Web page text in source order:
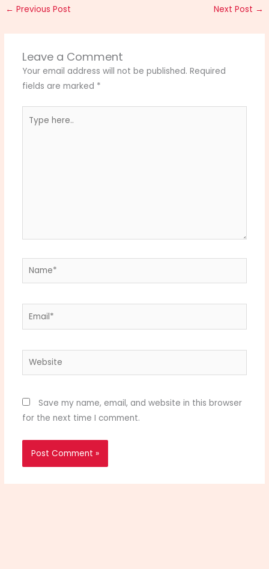
← Previous Post Next Post →
Leave a Comment
Your email address will not be published. Required
fields are marked *
here..
Name*
Email*
Website
Save my name, email, and website in this browser
for the next time I comment.